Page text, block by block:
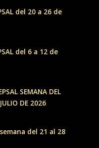
del 20 a 26 de
del 6 a 12 de
SEMANA DEL
DE 2026
del 21 al 28